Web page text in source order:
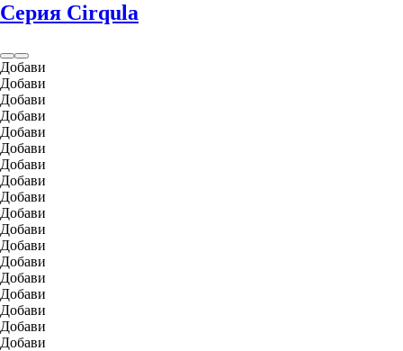
Серия Cirqula
Добави
Добави
Добави
Добави
Добави
Добави
Добави
Добави
Добави
Добави
Добави
Добави
Добави
Добави
Добави
Добави
Добави
Добави